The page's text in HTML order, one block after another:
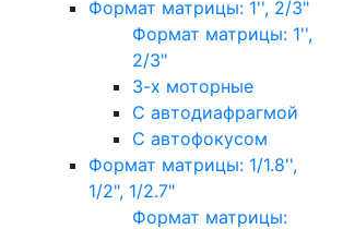
Формат матрицы: 1'', 2/3"
Формат матрицы: 1'',
2/3"
3-х моторные
С автодиафрагмой
С автофокусом
Формат матрицы: 1/1.8'',
1/2", 1/2.7"
Формат матрицы: